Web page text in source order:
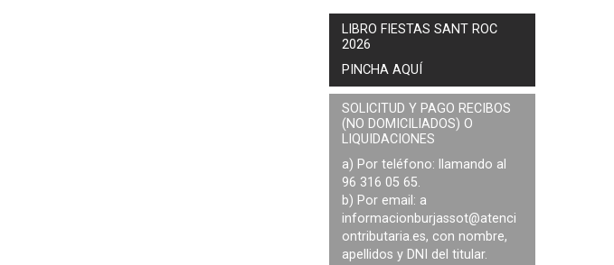
LIBRO FIESTAS SANT ROC
2026
PINCHA AQUÍ
SOLICITUD Y PAGO RECIBOS
(NO DOMICILIADOS) O
LIQUIDACIONES
a) Por teléfono: llamando al
96 316 05 65.
b) Por email: a
informacionburjassot@atenci
ontributaria.es, con nombre,
apellidos y DNI del titular.